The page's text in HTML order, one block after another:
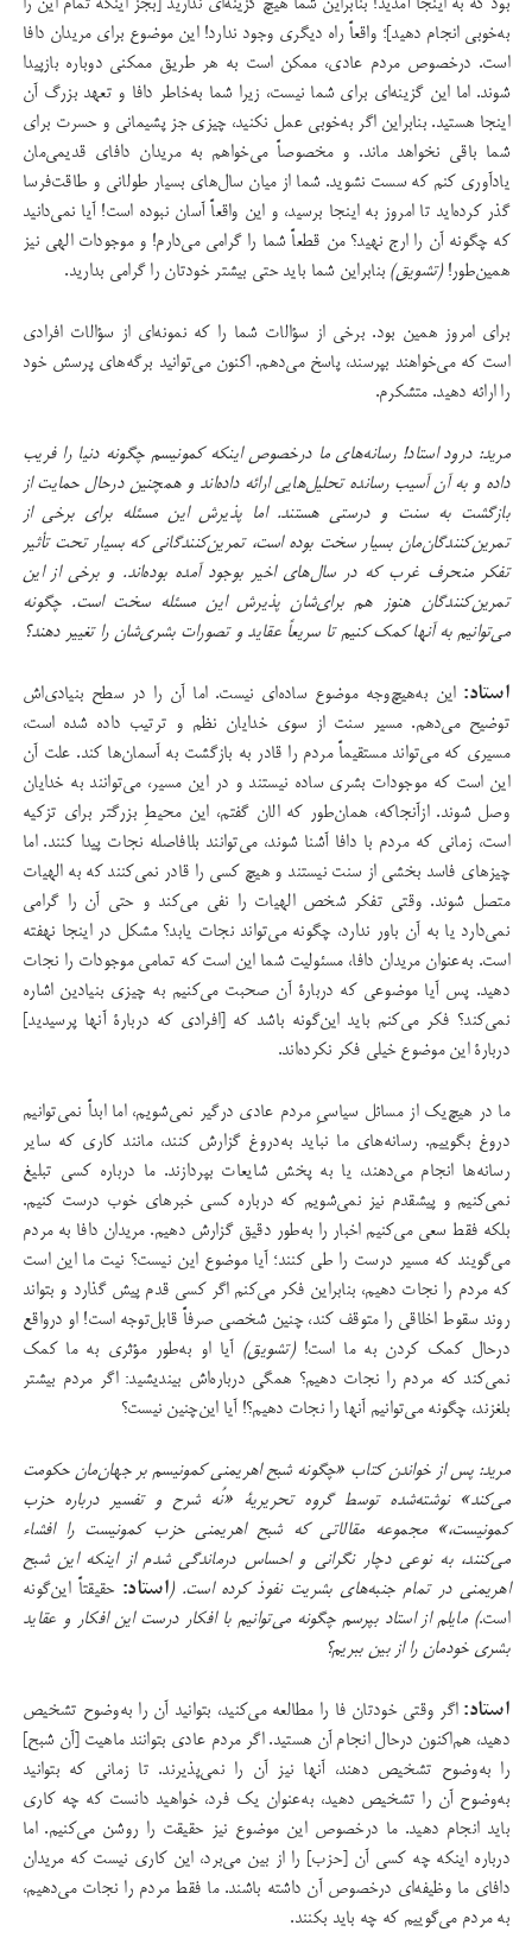
بود که به اینجا آمدید! بنابراین شما هیچ گزینه‌ای ندارید [بجز اینکه تمام این را
به‌خوبی انجام دهید]؛ واقعاً راه دیگری وجود ندارد! این موضوع برای مریدان دافا
است. درخصوص مردم عادی، ممکن است به هر طریق ممکنی دوباره بازپیدا
شوند. اما این گزینه‌ای برای شما نیست، زیرا شما به‌خاطر دافا و تعهد بزرگ آن
اینجا هستید. بنابراین اگر به‌خوبی عمل نکنید، چیزی جز پشیمانی و حسرت برای
شما باقی نخواهد ماند. و مخصوصاً می‌خواهم به مریدان دافای قدیمی‌مان
یادآوری کنم که سست نشوید. شما از میان سال‌های بسیار طولانی و طاقت‌فرسا
گذر کرده‌اید تا امروز به اینجا برسید، و این واقعاً آسان نبوده است! آیا نمی‌دانید
که چگونه آن را ارج نهید؟ من قطعاً شما را گرامی می‌دارم! و موجودات الهی نیز
همین‌طور!(تشویق) بنابراین شما باید حتی بیشتر خودتان را گرامی بدارید.
برای امروز همین بود. برخی از سؤالات شما را که نمونه‌ای از سؤالات افرادی
است که می‌خواهند بپرسند، پاسخ می‌دهم. اکنون می‌توانید برگه‌های پرسش خود
را ارائه دهید. متشکرم.
مرید: درود استاد! رسانه‌های ما درخصوص اینکه کمونیسم چگونه دنیا را فریب
داده و به آن آسیب رسانده تحلیل‌هایی ارائه داده‌اند و همچنین درحال حمایت از
بازگشت به سنت و درستی هستند. اما پذیرش این مسئله برای برخی از
تمرین‌کنندگان‌مان بسیار سخت بوده است، تمرین‌کنندگانی که بسیار تحت تأثیر
تفکر منحرف غرب که در سال‌های اخیر بوجود آمده بوده‌اند. و برخی از این
تمرین‌کنندگان هنوز هم برای‌شان پذیرش این مسئله سخت است. چگونه
می‌توانیم به آنها کمک کنیم تا سریعاً عقاید و تصورات بشری‌‌شان را تغییر دهند؟
استاد:این به‌هیچ‌وجه موضوع ساده‌ای نیست. اما آن را در سطح بنیادی‌اش
توضیح می‌دهم. مسیر سنت از سوی خدایان نظم و ترتیب داده شده است،
مسیری که می‌تواند مستقیماً مردم را قادر به بازگشت به آسمان‌ها کند. علت آن
این است که موجودات بشری ساده نیستند و در این مسیر، می‌توانند به خدایان
وصل شوند. ازآنجاکه، همان‌طور که الان گفتم، این محیطِ بزرگتر برای تزکیه
است، زمانی که مردم با دافا آشنا شوند، می‌توانند بلافاصله نجات پیدا کنند. اما
چیزهای فاسد بخشی از سنت نیستند و هیچ کسی را قادر نمی‌کنند که به الهیات
متصل شوند. وقتی تفکر شخص الهیات را نفی می‌کند و حتی آن را گرامی
نمی‌دارد یا به آن باور ندارد، چگونه می‌تواند نجات یابد؟ مشکل در اینجا نهفته
است. به‌عنوان مریدان دافا، مسئولیت شما این است که تمامی موجودات را نجات
دهید. پس آیا موضوعی که دربارۀ آن صحبت می‌کنیم به چیزی بنیادین اشاره
نمی‌کند؟ فکر می‌کنم باید این‌گونه باشد که [افرادی که دربارۀ آنها پرسیدید]
دربارۀ این موضوع خیلی فکر نکرده‌اند.
ما در هیچ‌یک از مسائل سیاسیِ مردم عادی درگیر نمی‌شویم، اما ابداً نمی‌توانیم
دروغ بگوییم. رسانه‌های ما نباید به‌دروغ گزارش کنند، مانند کاری که سایر
رسانه‌ها انجام می‌دهند، یا به پخش شایعات بپردازند. ما درباره کسی تبلیغ
نمی‌کنیم و پیشقدم نیز نمی‌شویم که درباره کسی خبرهای خوب درست کنیم.
بلکه فقط سعی می‌کنیم اخبار را به‌طور دقیق گزارش دهیم. مریدان دافا به مردم
می‌گویند که مسیر درست را طی کنند؛ آیا موضوع این نیست؟ نیت ما این است
که مردم را نجات دهیم، بنابراین فکر می‌کنم اگر کسی قدم پیش گذارد و بتواند
روند سقوط اخلاقی را متوقف کند، چنین شخصی صرفاً قابل‌توجه است! او درواقع
درحال کمک کردن به ما است!(تشویق) آیا او به‌طور مؤثری به ما کمک
نمی‌کند که مردم را نجات دهیم؟ همگی درباره‌اش بیندیشید: اگر مردم بیشتر
بلغزند، چگونه می‌توانیم آنها را نجات دهیم؟! آیا این‌چنین نیست؟
مرید: پس از خواندن کتاب «چگونه شبح اهریمنی کمونیسم بر جهان‌‌مان حکومت
می‌کند» نوشته‌شده توسط گروه تحریریۀ«نُه شرح و تفسیر درباره حزب
کمونیست،» مجموعه مقالاتی که شبح اهریمنی حزب کمونیست را افشاء
می‌کنند، به نوعی دچار نگرانی و احساس درماندگی شدم از اینکه این شبح
اهریمنی در تمام جنبه‌های بشریت نفوذ کرده است. (استاد:حقیقتاً این‌گونه
است.) مایلم از استاد بپرسم چگونه می‌توانیم با افکار درست این افکار و عقاید
بشری‌ خودمان را از بین ببریم؟
استاد:اگر وقتی خودتان فا را مطالعه می‌کنید، بتوانید آن را به‌وضوح تشخیص
دهید، هم‌اکنون درحال انجام آن هستید. اگر مردم عادی بتوانند ماهیت [آن شبح]
را به‌وضوح تشخیص دهند، آنها نیز آن را نمی‌پذیرند. تا زمانی که بتوانید
به‌وضوح آن را تشخیص دهید، به‌عنوان یک فرد، خواهید دانست که چه کاری
باید انجام دهید. ما درخصوص این موضوع نیز حقیقت را روشن می‌کنیم. اما
درباره اینکه چه کسی آن [حزب] را از بین می‌برد، این کاری نیست که مریدان
دافای ما وظیفه‌ای درخصوص آن داشته باشند. ما فقط مردم را نجات می‌دهیم،
به مردم می‌گوییم که چه باید بکنند.